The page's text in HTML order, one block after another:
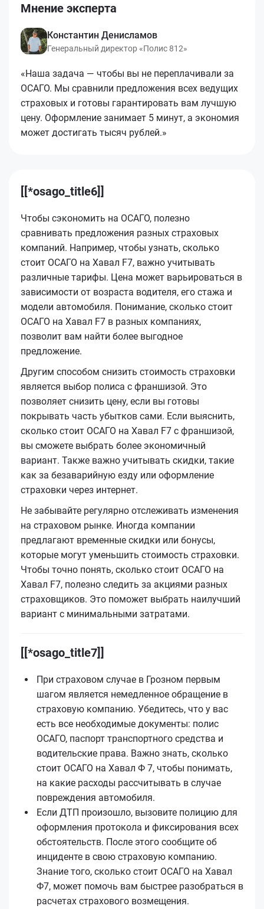
Мнение эксперта
Константин Денисламов
Генеральный директор «Полис 812»
«Наша задача — чтобы вы не переплачивали за
ОСАГО. Мы сравнили предложения всех ведущих
страховых и готовы гарантировать вам лучшую
цену. Оформление занимает 5 минут, а экономия
может достигать тысяч рублей.»
[[*osago_title6]]
Чтобы сэкономить на ОСАГО, полезно
сравнивать предложения разных страховых
компаний. Например, чтобы узнать, сколько
стоит ОСАГО на Хавал F7, важно учитывать
различные тарифы. Цена может варьироваться в
зависимости от возраста водителя, его стажа и
модели автомобиля. Понимание, сколько стоит
ОСАГО на Хавал F7 в разных компаниях,
позволит вам найти более выгодное
предложение.
Другим способом снизить стоимость страховки
является выбор полиса с франшизой. Это
позволяет снизить цену, если вы готовы
покрывать часть убытков сами. Если выяснить,
сколько стоит ОСАГО на Хавал F7 с франшизой,
вы сможете выбрать более экономичный
вариант. Также важно учитывать скидки, такие
как за безаварийную езду или оформление
страховки через интернет.
Не забывайте регулярно отслеживать изменения
на страховом рынке. Иногда компании
предлагают временные скидки или бонусы,
которые могут уменьшить стоимость страховки.
Чтобы точно понять, сколько стоит ОСАГО на
Хавал F7, полезно следить за акциями разных
страховщиков. Это поможет выбрать наилучший
вариант с минимальными затратами.
[[*osago_title7]]
При страховом случае в Грозном первым
шагом является немедленное обращение в
страховую компанию. Убедитесь, что у вас
есть все необходимые документы: полис
ОСАГО, паспорт транспортного средства и
водительские права. Важно знать, сколько
стоит ОСАГО на Хавал Ф 7, чтобы понимать,
на какие расходы рассчитывать в случае
повреждения автомобиля.
Если ДТП произошло, вызовите полицию для
оформления протокола и фиксирования всех
обстоятельств. После этого сообщите об
инциденте в свою страховую компанию.
Знание того, сколько стоит ОСАГО на Хавал
Ф7, может помочь вам быстрее разобраться в
расчетах страхового возмещения.